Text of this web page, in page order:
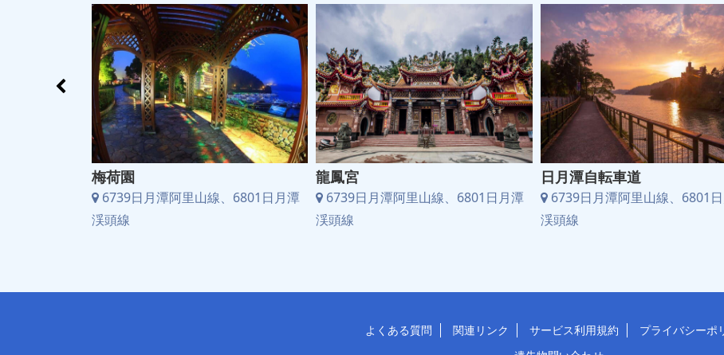
梅荷園
6739日月潭阿里山線、6801日月潭
渓頭線
龍鳳宮
6739日月潭阿里山線、6801日月潭
渓頭線
日月潭自転車道
6739日月潭阿里山線、6801
渓頭線
よくある質問 関連リンク サービス利用規約
プライバシーポ